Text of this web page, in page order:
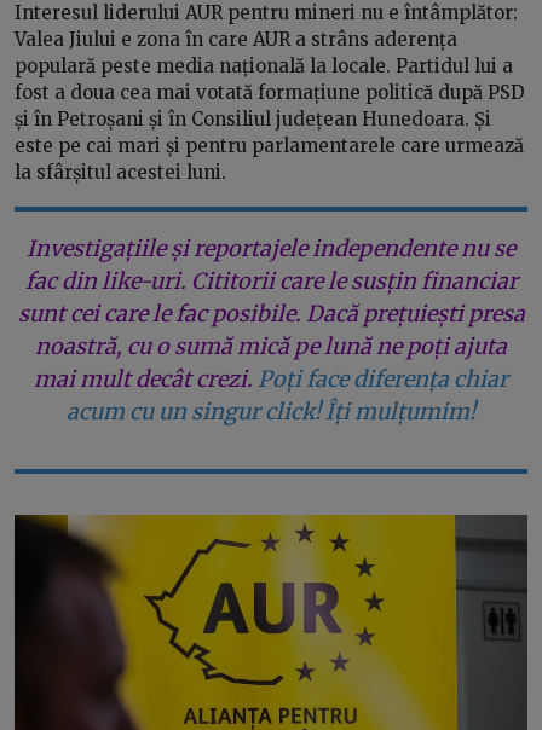
Interesul liderului AUR pentru mineri nu e întâmplător:
Valea Jiului e zona în care AUR a strâns aderența
populară peste media națională la locale. Partidul lui a
fost a doua cea mai votată formațiune politică după PSD
și în Petroșani și în Consiliul județean Hunedoara. Și
este pe cai mari și pentru parlamentarele care urmează
la sfârșitul acestei luni.
Investigațiile și reportajele independente nu se
fac din like-uri. Cititorii care le susțin financiar
sunt cei care le fac posibile. Dacă prețuiești presa
noastră, cu o sumă mică pe lună ne poți ajuta
mai mult decât crezi. Poți face diferența chiar
acum cu un singur click! Îți mulțumim!